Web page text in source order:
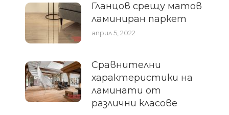
Гланцов срещу матов
ламиниран паркет
април 5, 2022
Сравнителни
характеристики на
ламинати от
различни класове